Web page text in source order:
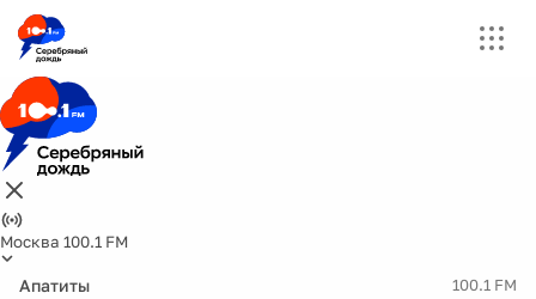
Москва 100.1 FM
Апатиты 100.1 FM